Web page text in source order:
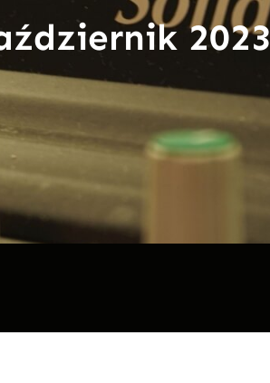
2023